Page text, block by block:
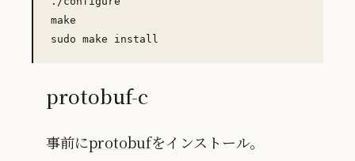
make
protobuf-c
事前にprotobufをインストール。